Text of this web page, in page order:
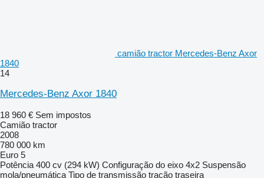
camião tractor Mercedes-Benz Axor
1840
14
Mercedes-Benz Axor 1840
18 960 € Sem impostos
Camião tractor
2008
780 000 km
Euro 5
Potência 400 cv (294 kW) Configuração do eixo 4x2 Suspensão
mola/pneumática Tipo de transmissão tração traseira